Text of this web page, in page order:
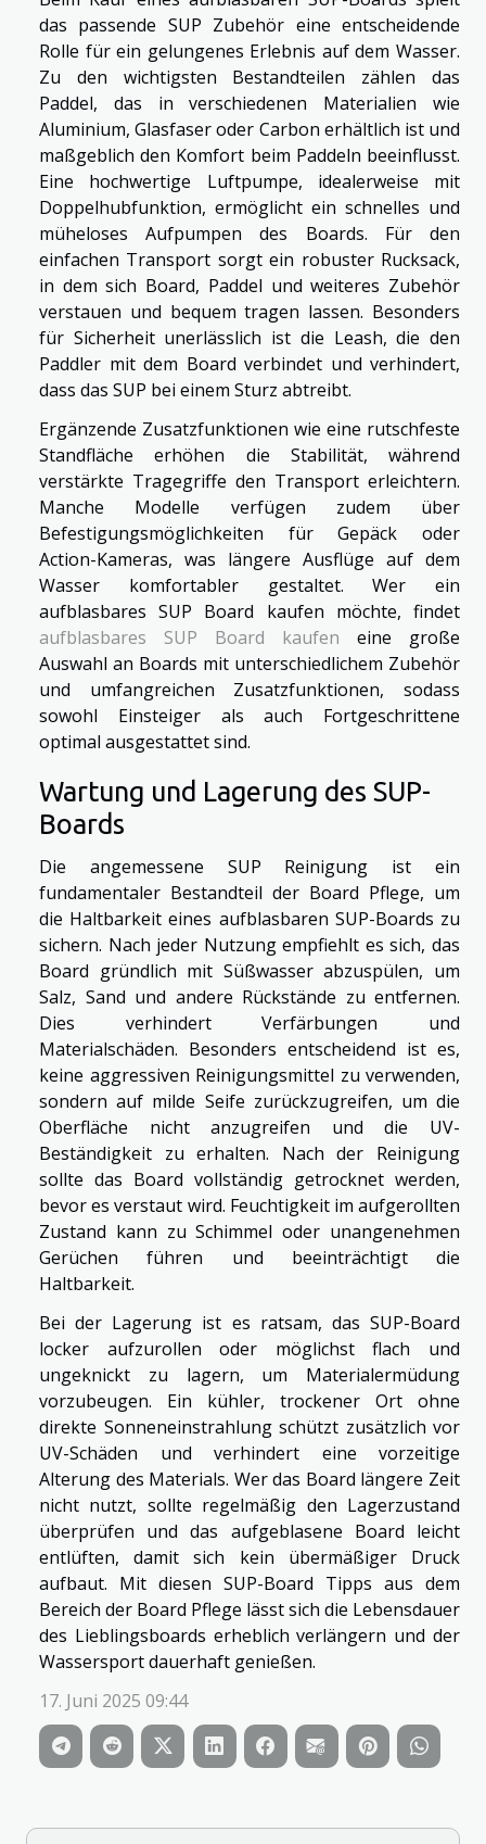
das passende SUP Zubehör eine entscheidende
Rolle für ein gelungenes Erlebnis auf dem Wasser.
Zu den wichtigsten Bestandteilen zählen das
Paddel, das in verschiedenen Materialien wie
Aluminium, Glasfaser oder Carbon erhältlich ist und
maßgeblich den Komfort beim Paddeln beeinflusst.
Eine hochwertige Luftpumpe, idealerweise mit
Doppelhubfunktion, ermöglicht ein schnelles und
müheloses Aufpumpen des Boards. Für den
einfachen Transport sorgt ein robuster Rucksack,
in dem sich Board, Paddel und weiteres Zubehör
verstauen und bequem tragen lassen. Besonders
für Sicherheit unerlässlich ist die Leash, die den
Paddler mit dem Board verbindet und verhindert,
dass das SUP bei einem Sturz abtreibt.
Ergänzende Zusatzfunktionen wie eine rutschfeste
Standfläche erhöhen die Stabilität, während
verstärkte Tragegriffe den Transport erleichtern.
Manche Modelle verfügen zudem über
Befestigungsmöglichkeiten für Gepäck oder
Action-Kameras, was längere Ausflüge auf dem
Wasser komfortabler gestaltet. Wer ein
aufblasbares SUP Board kaufen möchte, findet
aufblasbares SUP Board kaufen eine große
Auswahl an Boards mit unterschiedlichem Zubehör
und umfangreichen Zusatzfunktionen, sodass
sowohl Einsteiger als auch Fortgeschrittene
optimal ausgestattet sind.
Wartung und Lagerung des SUP-
Boards
Die angemessene SUP Reinigung ist ein
fundamentaler Bestandteil der Board Pflege, um
die Haltbarkeit eines aufblasbaren SUP-Boards zu
sichern. Nach jeder Nutzung empfiehlt es sich, das
Board gründlich mit Süßwasser abzuspülen, um
Salz, Sand und andere Rückstände zu entfernen.
Dies verhindert Verfärbungen und
Materialschäden. Besonders entscheidend ist es,
keine aggressiven Reinigungsmittel zu verwenden,
sondern auf milde Seife zurückzugreifen, um die
Oberfläche nicht anzugreifen und die UV-
Beständigkeit zu erhalten. Nach der Reinigung
sollte das Board vollständig getrocknet werden,
bevor es verstaut wird. Feuchtigkeit im aufgerollten
Zustand kann zu Schimmel oder unangenehmen
Gerüchen führen und beeinträchtigt die
Haltbarkeit.
Bei der Lagerung ist es ratsam, das SUP-Board
locker aufzurollen oder möglichst flach und
ungeknickt zu lagern, um Materialermüdung
vorzubeugen. Ein kühler, trockener Ort ohne
direkte Sonneneinstrahlung schützt zusätzlich vor
UV-Schäden und verhindert eine vorzeitige
Alterung des Materials. Wer das Board längere Zeit
nicht nutzt, sollte regelmäßig den Lagerzustand
überprüfen und das aufgeblasene Board leicht
entlüften, damit sich kein übermäßiger Druck
aufbaut. Mit diesen SUP-Board Tipps aus dem
Bereich der Board Pflege lässt sich die Lebensdauer
des Lieblingsboards erheblich verlängern und der
Wassersport dauerhaft genießen.
17. Juni 2025 09:44